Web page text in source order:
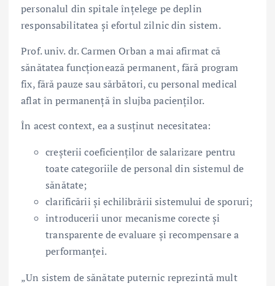
personalul din spitale înțelege pe deplin
responsabilitatea și efortul zilnic din sistem.
Prof. univ. dr. Carmen Orban a mai afirmat că
sănătatea funcționează permanent, fără program
fix, fără pauze sau sărbători, cu personal medical
aflat în permanență în slujba pacienților.
În acest context, ea a susținut necesitatea:
creșterii coeficienților de salarizare pentru
toate categoriile de personal din sistemul de
sănătate;
clarificării și echilibrării sistemului de sporuri;
introducerii unor mecanisme corecte și
transparente de evaluare și recompensare a
performanței.
„Un sistem de sănătate puternic reprezintă mult